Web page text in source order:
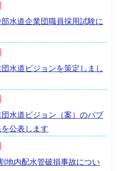
水道企業団職員採用試験に
水道ビジョンを策定しまし
水道ビジョン（案）のパブ
公表します
地内配水管破損事故につい